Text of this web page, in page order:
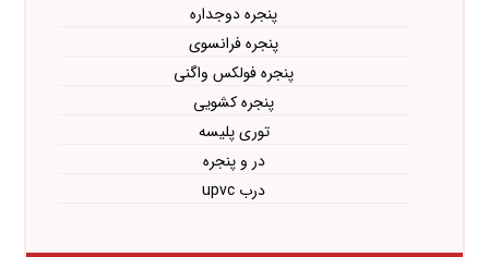
پنجره دوجداره
پنجره فرانسوی
پنجره فولکس واگنی
پنجره کشویی
توری پلیسه
در و پنجره
درب upvc